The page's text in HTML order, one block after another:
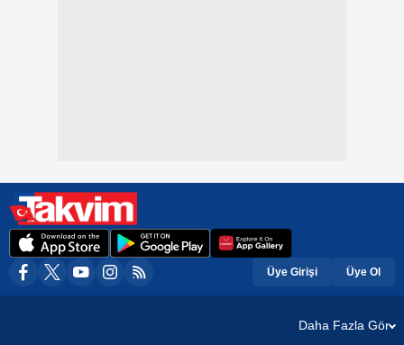
Üye Girişi Üye Ol
Daha Fazla Gör